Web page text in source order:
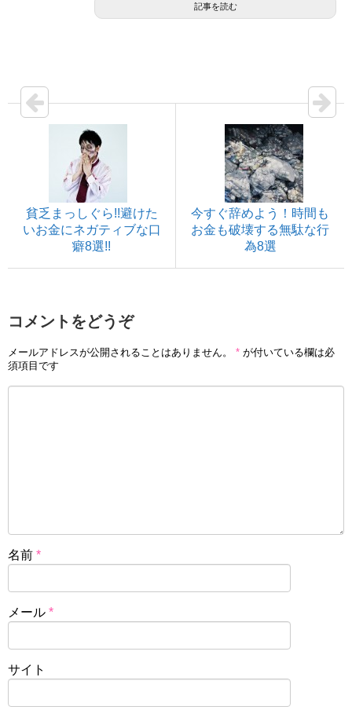
記事を読む
貧乏まっしぐら!!避けた
いお金にネガティブな口
癖8選!!
今すぐ辞めよう！時間も
お金も破壊する無駄な行
為8選
コメントをどうぞ
メールアドレスが公開されることはありません。 * が付いている欄は必
須項目です
名前 *
メール *
サイト